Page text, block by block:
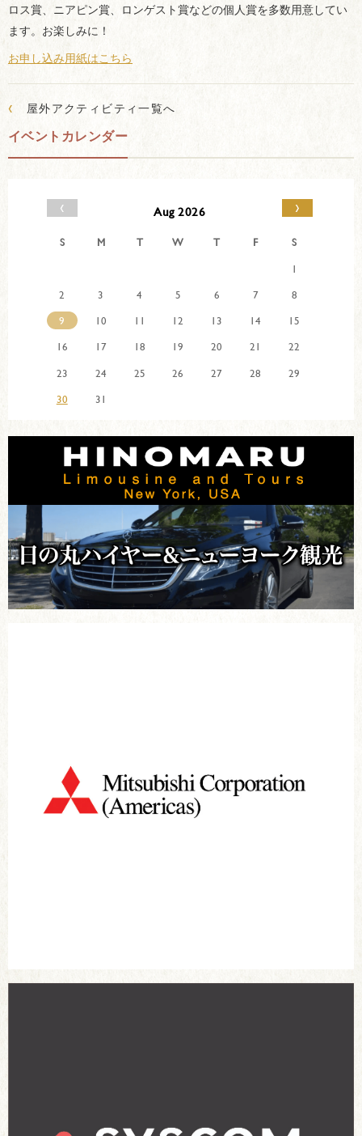
ロス賞、ニアピン賞、ロンゲスト賞などの個人賞を多数用意してい
ます。お楽しみに！
お申し込み用紙はこちら
‹ 屋外アクティビティ一覧へ
イベントカレンダー
‹ Aug 2026 ›
S M T W T F
S
1
2
3 4 5 6 7
8
9
10 11 12 13 14
15
16
17 18 19 20 21
22
23
24 25 26 27 28
29
30
31